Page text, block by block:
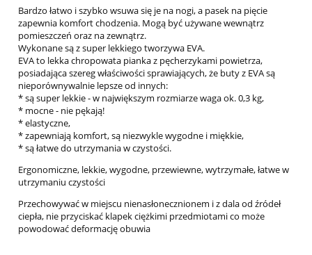
Bardzo łatwo i szybko wsuwa się je na nogi, a pasek na pięcie
zapewnia komfort chodzenia. Mogą być używane wewnątrz
pomieszczeń oraz na zewnątrz.
Wykonane są z super lekkiego tworzywa EVA.
EVA to lekka chropowata pianka z pęcherzykami powietrza,
posiadająca szereg właściwości sprawiających, że buty z EVA są
nieporównywalnie lepsze od innych:
* są super lekkie - w największym rozmiarze waga ok. 0,3 kg,
* mocne - nie pękają!
* elastyczne,
* zapewniają komfort, są niezwykle wygodne i miękkie,
* są łatwe do utrzymania w czystości.
Ergonomiczne, lekkie, wygodne, przewiewne, wytrzymałe, łatwe w
utrzymaniu czystości
Przechowywać w miejscu nienasłonecznionem i z dala od źródeł
ciepła, nie przyciskać klapek ciężkimi przedmiotami co może
powodować deformację obuwia